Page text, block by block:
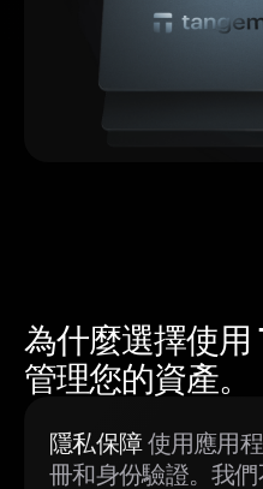
為什麼選擇使用
管理您的資產。
隱私保障使用應用
冊和身份驗證。我